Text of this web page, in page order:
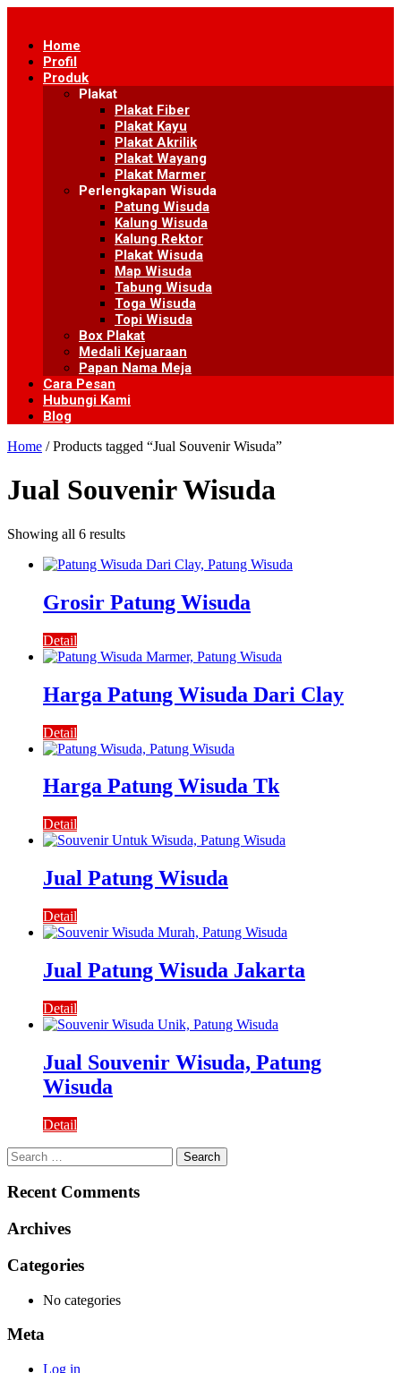
contentHome
Profil
Produk
Plakat
Plakat Fiber
Plakat Kayu
Plakat Akrilik
Plakat Wayang
Plakat Marmer
Perlengkapan Wisuda
Patung Wisuda
Kalung Wisuda
Kalung Rektor
Plakat Wisuda
Map Wisuda
Tabung Wisuda
Toga Wisuda
Topi Wisuda
Box Plakat
Medali Kejuaraan
Papan Nama Meja
Cara Pesan
Hubungi Kami
Blog
Home / Products tagged “Jual Souvenir Wisuda”
Jual Souvenir Wisuda
Showing all 6 results
Grosir Patung Wisuda
Detail
Harga Patung Wisuda Dari Clay
Detail
Harga Patung Wisuda Tk
Detail
Jual Patung Wisuda
Detail
Jual Patung Wisuda Jakarta
Detail
Jual Souvenir Wisuda, Patung
Wisuda
Detail
Search
for:
Recent Comments
Archives
Categories
No categories
Meta
Log in